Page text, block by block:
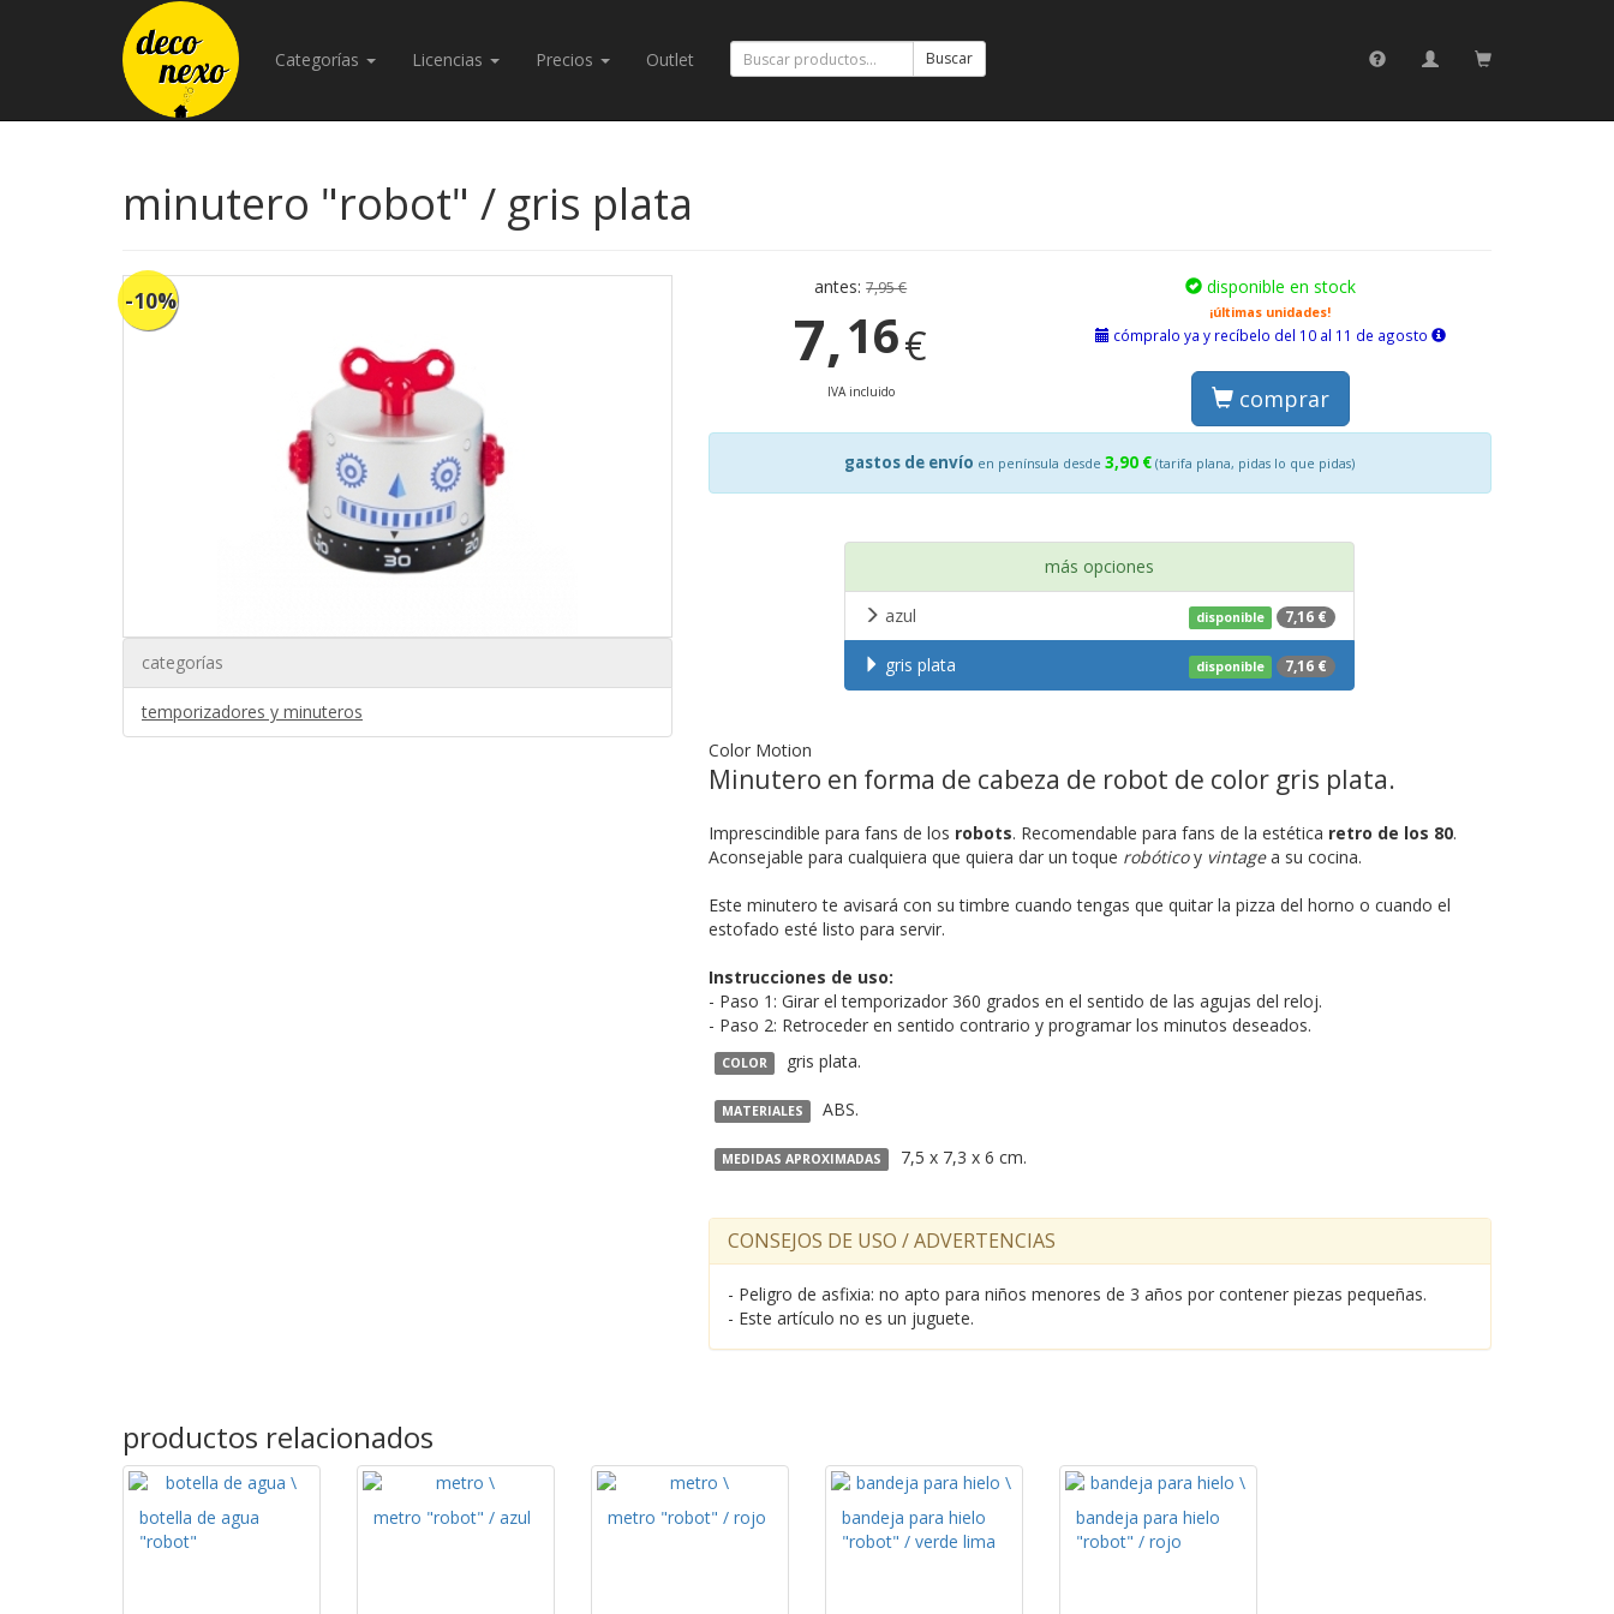
Categorías Licencias Precios Outlet Buscar
minutero "robot" / gris plata
-10%
categorías
temporizadores y minuteros
antes:7,95 €
7,16€
IVA incluido
disponible en stock
¡últimas unidades!
cómpralo ya y recíbelo del 10 al 11 de agosto
comprar
gastos de envío en península desde 3,90 € (tarifa plana, pidas lo que pidas)
más opciones
disponible 7,16 €
azul
disponible 7,16 €
gris plata
Color Motion
Minutero en forma de cabeza de robot de color gris plata.
Imprescindible para fans de los robots. Recomendable para fans de la estética retro de los 80.
Aconsejable para cualquiera que quiera dar un toque robóticoy vintagea su cocina.
Este minutero te avisará con su timbre cuando tengas que quitar la pizza del horno o cuando el
estofado esté listo para servir.
Instrucciones de uso:
- Paso 1: Girar el temporizador 360 grados en el sentido de las agujas del reloj.
- Paso 2: Retroceder en sentido contrario y programar los minutos deseados.
COLOR gris plata.
MATERIALES ABS.
MEDIDAS APROXIMADAS 7,5 x 7,3 x 6 cm.
CONSEJOS DE USO / ADVERTENCIAS
- Peligro de asfixia: no apto para niños menores de 3 años por contener piezas pequeñas.
- Este artículo no es un juguete.
productos relacionados
botella de agua
"robot"
metro "robot" / azul metro "robot" / rojo
bandeja para hielo
"robot" / verde lima
bandeja para hielo
"robot" / rojo